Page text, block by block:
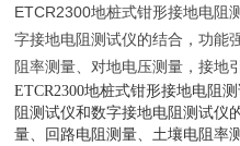
ETCR2300地桩式钳形接地电阻
字接地电阻测试仪的结合，功能
阻率测量、对地电压测量，接地
ETCR2300地桩式钳形接地电阻
阻测试仪和数字接地电阻测试仪
量、回路电阻测量、土壤电阻率